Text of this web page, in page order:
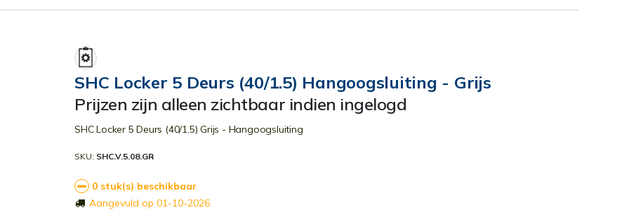
SHC Locker 5 Deurs (40/1.5) Hangoogsluiting - Grijs
Prijzen zijn alleen zichtbaar indien ingelogd
SHC Locker 5 Deurs (40/1.5) Grijs - Hangoogsluiting
SKU SHC.V.5.08.GR
0 stuk(s) beschikbaar
Aangevuld op 01-10-2026